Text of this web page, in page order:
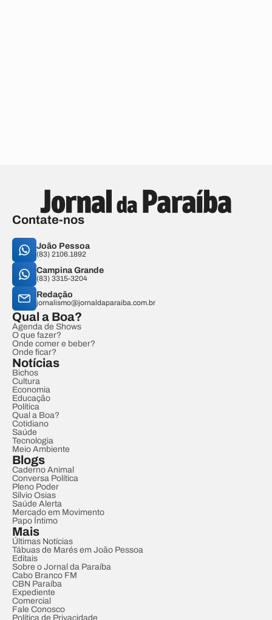
Contate-nos
João Pessoa
(83) 2106.1892
Campina Grande
(83) 3315-3204
Redação
jornalismo@jornaldaparaiba.com.br
Qual a Boa?
Agenda de Shows
O que fazer?
Onde comer e beber?
Onde ficar?
Notícias
Bichos
Cultura
Economia
Educação
Política
Qual a Boa?
Cotidiano
Saúde
Tecnologia
Meio Ambiente
Blogs
Caderno Animal
Conversa Política
Pleno Poder
Sílvio Osias
Saúde Alerta
Mercado em Movimento
Papo Íntimo
Mais
Últimas Notícias
Tábuas de Marés em João Pessoa
Editais
Sobre o Jornal da Paraíba
Cabo Branco FM
CBN Paraíba
Expediente
Comercial
Fale Conosco
Política de Privacidade